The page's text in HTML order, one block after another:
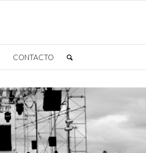
CONTACTO